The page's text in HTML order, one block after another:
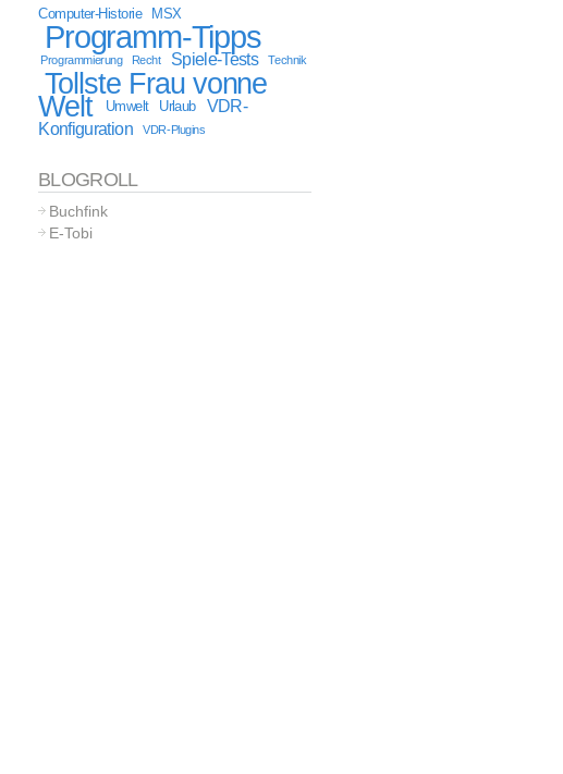
Computer-Historie
MSX
Programm-Tipps
Programmierung Recht Spiele-Tests Technik
Tollste Frau vonne
Welt Umwelt Urlaub
VDR-
Konfiguration
VDR-Plugins
BLOGROLL
Buchfink
E-Tobi